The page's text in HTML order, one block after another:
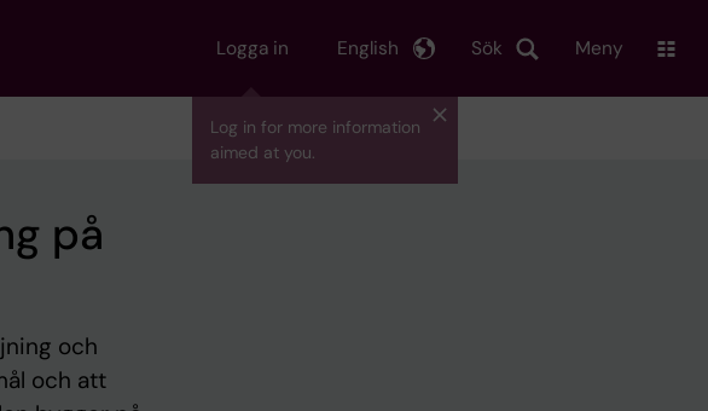
Logga in
Log in for more information
aimed at you.
Sök
English Meny
på
och
och att